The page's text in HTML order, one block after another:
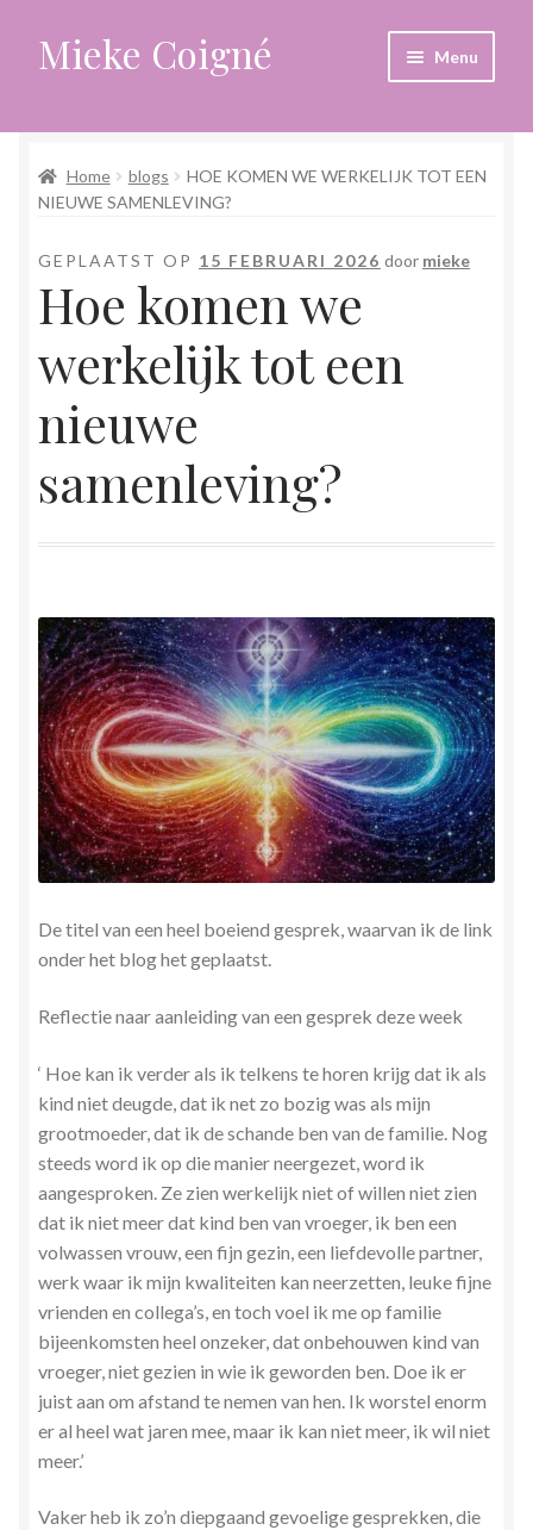
Ga
door
navigatie
Ga
naar
inhoud
Mieke Coigné Menu
Afrekenen
Anders leven in een sterk veranderende tijd
Bewust omgaan met hoog gevoeligheid
Blogs
Contact
Magische helende verhalen ©Mieke
Mijn account
Mindfulness en Hartcoherentie
Narcisme
Nieuw boek ‘Pareltjes in de Oceaan.’ Meditatieve haiku’s
Priesteressen van Isis- Hal der Zuilen
Privacybeleid
Tarot
Transactionele Analyse
Verbinden en Transformeren met 17 Archeia en hun
Tweelingvlam
Webshop
Wie ben ik
Home blogs
HOE KOMEN WE WERKELIJK TOT EEN
NIEUWE SAMENLEVING?
GEPLAATST OP 15 FEBRUARI 2026 door mieke
Hoe komen we
werkelijk tot een
nieuwe
samenleving?
De titel van een heel boeiend gesprek, waarvan ik de link
onder het blog het geplaatst.
Reflectie naar aanleiding van een gesprek deze week
‘ Hoe kan ik verder als ik telkens te horen krijg dat ik als
kind niet deugde, dat ik net zo bozig was als mijn
grootmoeder, dat ik de schande ben van de familie. Nog
steeds word ik op die manier neergezet, word ik
aangesproken. Ze zien werkelijk niet of willen niet zien
dat ik niet meer dat kind ben van vroeger, ik ben een
volwassen vrouw, een fijn gezin, een liefdevolle partner,
werk waar ik mijn kwaliteiten kan neerzetten, leuke fijne
vrienden en collega’s, en toch voel ik me op familie
bijeenkomsten heel onzeker, dat onbehouwen kind van
vroeger, niet gezien in wie ik geworden ben. Doe ik er
juist aan om afstand te nemen van hen. Ik worstel enorm
er al heel wat jaren mee, maar ik kan niet meer, ik wil niet
meer.’
Vaker heb ik zo’n diepgaand gevoelige gesprekken, die